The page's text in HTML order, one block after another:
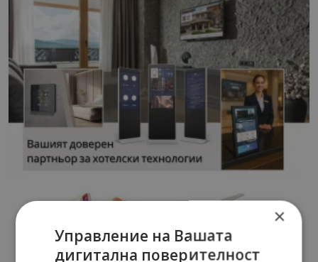
×
Управление на Вашата
дигитална поверителност